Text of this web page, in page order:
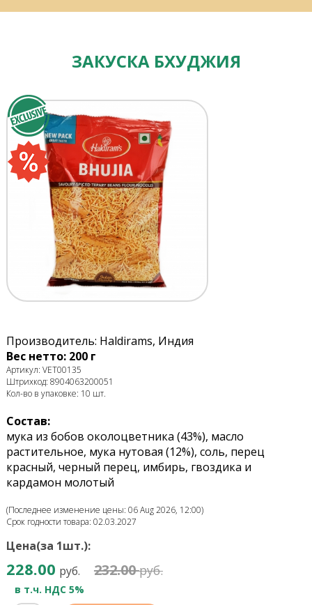
ЗАКУСКА БХУДЖИЯ
Производитель: Haldirams, Индия
Вес нетто: 200 г
Артикул: VET00135
Штрихкод: 8904063200051
Кол-во в упаковке: 10 шт.
Состав:
мука из бобов околоцветника (43%), масло
растительное, мука нутовая (12%), соль, перец
красный, черный перец, имбирь, гвоздика и
кардамон молотый
(Последнее изменение цены: 06 Aug 2026, 12:00)
Срок годности товара: 02.03.2027
Цена(за 1шт.):
228.00 руб. 232.00руб.
в т.ч. НДС 5%